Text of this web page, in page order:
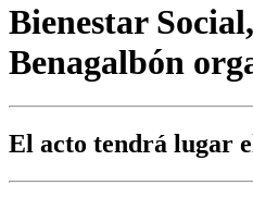
Bienestar
Benagalbón
El acto tendrá lugar